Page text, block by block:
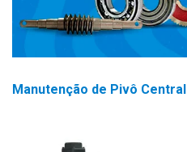
Manutenção de Pivô Central